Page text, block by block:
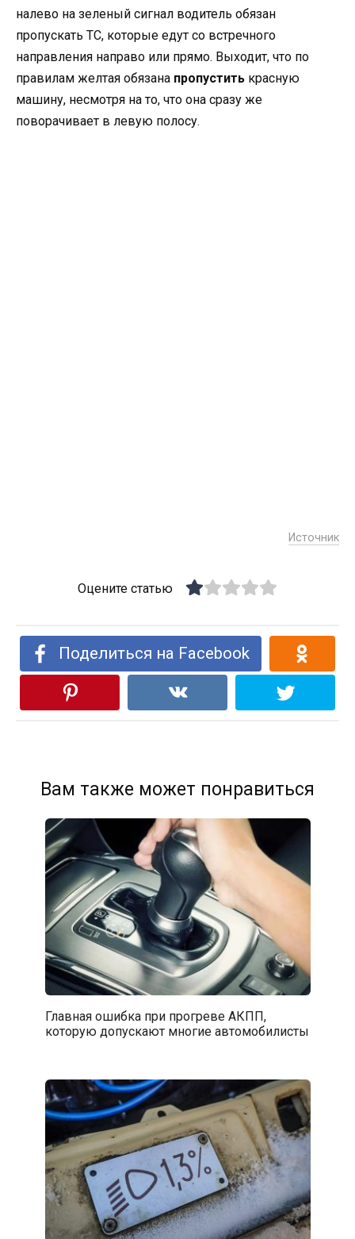
налево на зеленый сигнал водитель обязан
пропускать ТС, которые едут со встречного
направления направо или прямо. Выходит, что по
правилам желтая обязана пропустить красную
машину, несмотря на то, что она сразу же
поворачивает в левую полосу.
Источник
Оцените статью
Поделиться на Facebook
Вам также может понравиться
Главная ошибка при прогреве АКПП,
которую допускают многие автомобилисты